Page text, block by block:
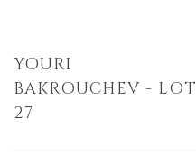
YOURI
BAKROUCHEV - LOT
27